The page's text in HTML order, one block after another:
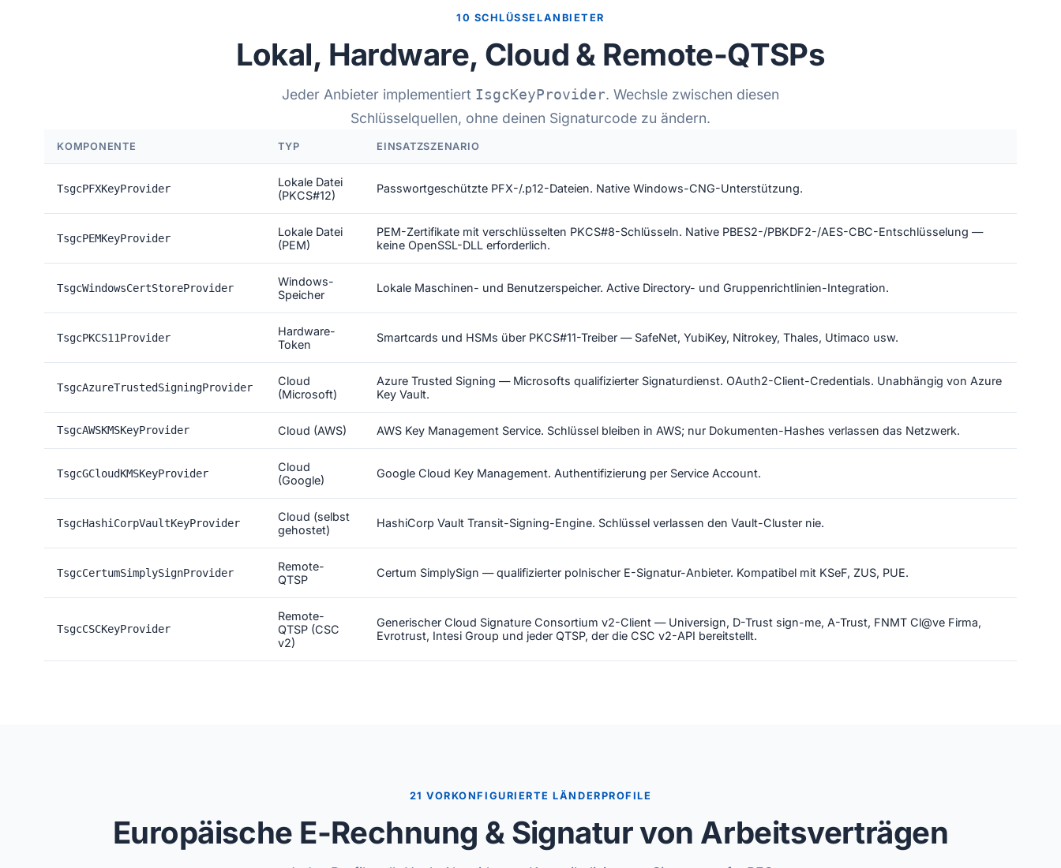
10 SCHLÜSSELANBIETER
Lokal, Hardware, Cloud & Remote-QTSPs
Jeder Anbieter implementiert IsgcKeyProvider. Wechsle zwischen diesen
Schlüsselquellen, ohne deinen Signaturcode zu ändern.
KOMPONENTE TYP EINSATZSZENARIO
TsgcPFXKeyProvider
Lokale Datei
(PKCS#12)
Passwortgeschützte PFX-/.p12-Dateien. Native Windows-CNG-Unterstützung.
TsgcPEMKeyProvider
Lokale Datei
(PEM)
PEM-Zertifikate mit verschlüsselten PKCS#8-Schlüsseln. Native PBES2-/PBKDF2-/AES-CBC-Entschlüsselung —
keine OpenSSL-DLL erforderlich.
TsgcWindowsCertStoreProvider
Windows-
Speicher
Lokale Maschinen- und Benutzerspeicher. Active Directory- und Gruppenrichtlinien-Integration.
TsgcPKCS11Provider
Hardware-
Token
Smartcards und HSMs über PKCS#11-Treiber — SafeNet, YubiKey, Nitrokey, Thales, Utimaco usw.
TsgcAzureTrustedSigningProvider
Cloud
(Microsoft)
Azure Trusted Signing — Microsofts qualifizierter Signaturdienst. OAuth2-Client-Credentials. Unabhängig von Azure
Key Vault.
TsgcAWSKMSKeyProvider Cloud (AWS) AWS Key Management Service. Schlüssel bleiben in AWS; nur Dokumenten-Hashes verlassen das Netzwerk.
TsgcGCloudKMSKeyProvider
Cloud
(Google)
Google Cloud Key Management. Authentifizierung per Service Account.
TsgcHashiCorpVaultKeyProvider
Cloud (selbst
gehostet)
HashiCorp Vault Transit-Signing-Engine. Schlüssel verlassen den Vault-Cluster nie.
TsgcCertumSimplySignProvider
Remote-
QTSP
Certum SimplySign — qualifizierter polnischer E-Signatur-Anbieter. Kompatibel mit KSeF, ZUS, PUE.
TsgcCSCKeyProvider
Remote-
QTSP (CSC
v2)
Generischer Cloud Signature Consortium v2-Client — Universign, D-Trust sign-me, A-Trust, FNMT Cl@ve Firma,
Evrotrust, Intesi Group und jeder QTSP, der die CSC v2-API bereitstellt.
21 VORKONFIGURIERTE LÄNDERPROFILE
Europäische E-Rechnung & Signatur von Arbeitsverträgen